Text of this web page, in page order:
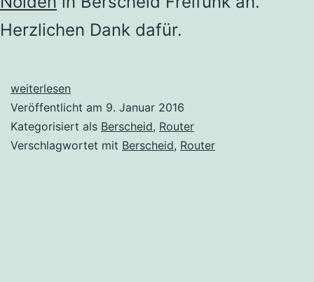
Herzlichen Dank dafür.
Neu
dabei:
Imkerei
Markus
weiterlesen
Veröffentlicht am 9. Januar 2016
Kategorisiert als Berscheid, Router
Verschlagwortet mit Berscheid, Router